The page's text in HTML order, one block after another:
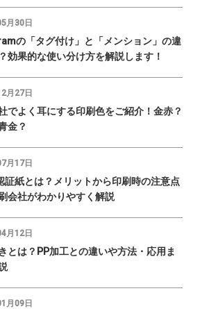
月30日
の「タグ付け」と「メンション」の違
効果的な使い分け方を解説します！
月27日
でよく耳にする印刷色をご紹介！金赤？
金？
月17日
証紙とは？メリットから印刷時の注意点
会社がわかりやすく解説
月12日
とは？PP加工との違いや方法・応用ま
月09日